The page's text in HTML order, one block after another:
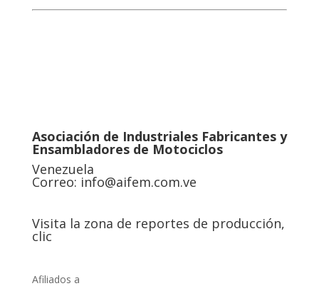
Asociación de Industriales Fabricantes y
Ensambladores de Motociclos
Venezuela
Correo: info@aifem.com.ve
Visita la zona de reportes de producción,
clic
Afiliados a